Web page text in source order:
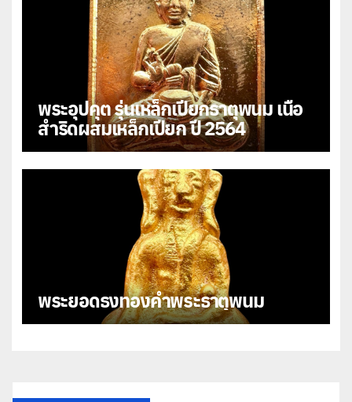
พระอุปคุต รุ่นเหล็กเปียกธาตุพนม เนื้อ
สำริดผสมเหล็กเปียก ปี 2564
พระยอดธงทองคำพระธาตุพนม